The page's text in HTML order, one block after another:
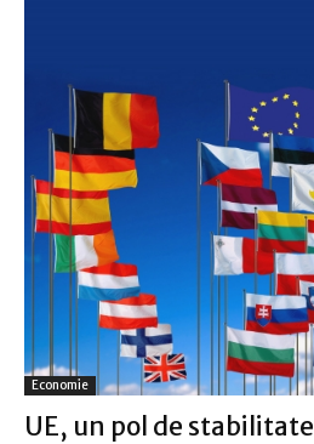
Economie
UE, un pol de stabilitate